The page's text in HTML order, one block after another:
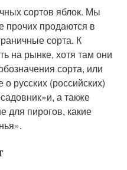
сортов яблок. Мы
прочих продаются в
сорта. К
на рынке, хотя там они
сорта, или
русских (российских)
а также
для пирогов, какие